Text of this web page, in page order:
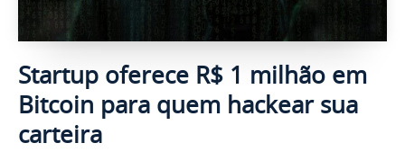
Startup oferece R$ 1 milhão em
Bitcoin para quem hackear sua
carteira